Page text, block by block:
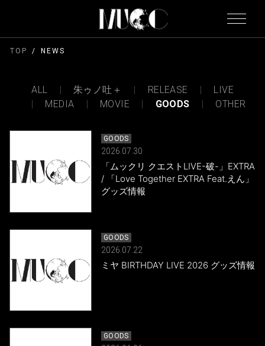
TOP NEWS
ALL 朱ゥノ吐＋ RELEASE
LIVE
MEDIA
MOVIE GOODS OTHER
GOODS
2026.07.30
「ムックリ クエストLIVE-破-」EXTRA
/ 「Love Together EXTRA Feat.えん」
グッズ情報
GOODS
2026.07.22
ミヤ BIRTHDAY LIVE 2026 グッズ情報
GOODS